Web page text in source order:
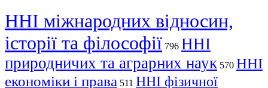
ННІ міжнародних відносин,
історії та філософії 796 ННІ
природничих та аграрних наук 570 ННІ
економіки і права 511 ННІ фізичної